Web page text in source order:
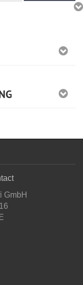
GmbH